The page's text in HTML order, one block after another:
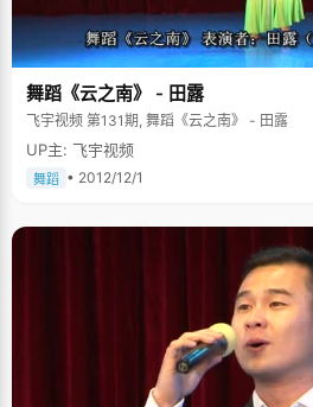
舞蹈《云之南》 - 田露
飞宇视频 第131期, 舞蹈《云之南》 - 田露
UP主: 飞宇视频
舞蹈 • 2012/12/1